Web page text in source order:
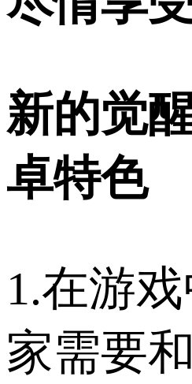
新的觉
卓特色
1.在游
家需要